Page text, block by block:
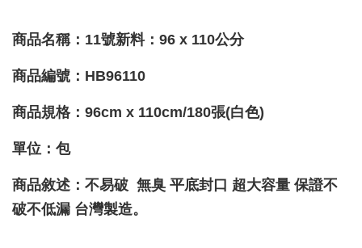
商品名稱：11號新料：96 x 110公分
商品編號：HB96110
商品規格： 96cm x 110cm/180張(白色)
單位 ： 包
商品敘述：不易破 無臭 平底封口 超大容量 保證不
破不低漏 台灣製造。